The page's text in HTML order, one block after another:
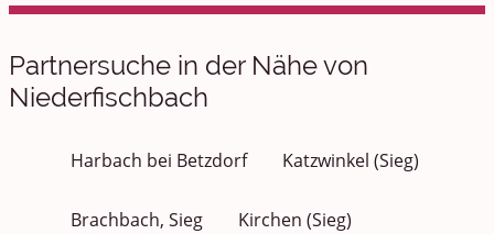
Partnersuche in der Nähe von
Niederfischbach
Harbach bei Betzdorf Katzwinkel (Sieg)
Brachbach, Sieg Kirchen (Sieg)